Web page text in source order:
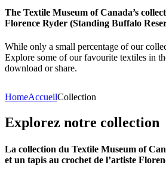
The Textile Museum of Canada’s
Florence Ryder (Standing Buffalo
While only a small percentage of our
Explore some of our favourite textiles in
download or share.
HomeAccueilCollection
Explorez notre collection
La collection du Textile Museum of
et un tapis au crochet de l’artiste